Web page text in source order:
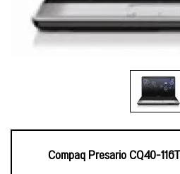
Compaq Presario CQ40-